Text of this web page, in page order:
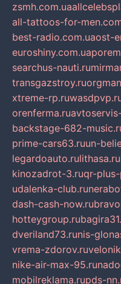
zsmh.com.ua
all-tattoos-for-
best-radio.com.uaost-
euroshiny.com.ua
searchus-nauti.ru
transgazstroy.ru
xtreme-rp.ru
orenferma.ru
backstage-682-
prime-cars63.ruun-
legardoauto.rulithasa.ru
kinozadrot-3.ruqr-
udalenka-club.ru
dash-cash-now.ru
hotteygroup.ru
dveriland73.runis-
vrema-zdorov.ru
nike-air-max-95.ru
mobilreklama.rupds-